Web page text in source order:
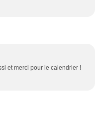
et merci pour le calendrier !